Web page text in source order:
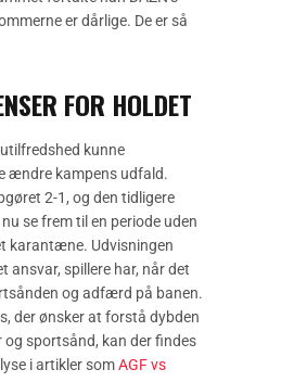
er dårlige. De er så
FOR HOLDET
kunne
ændre kampens udfald.
2-1, og den tidligere
se frem til en periode uden
karantæne. Udvisningen
ansvar, spillere har, når det
og adfærd på banen.
der ønsker at forstå dybden
og sportsånd, kan der findes
i artikler somAGF vs